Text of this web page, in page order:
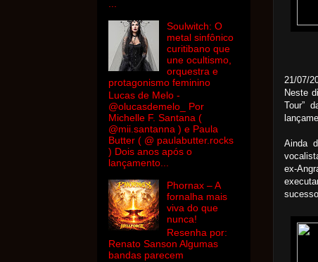
21/07/
Neste
Tour”
Ainda
ex-
Soulwitch: O
metal sinfônico
curitibano que
une ocultismo,
orquestra e
protagonismo feminino
Lucas de Melo -
@olucasdemelo_ Por
Michelle F. Santana (
@mii.santanna ) e Paula
Butter ( @ paulabutter.rocks
) Dois anos após o
lançamento...
Phornax – A
fornalha mais
viva do que
nunca!
Resenha por:
Renato Sanson Algumas
bandas parecem